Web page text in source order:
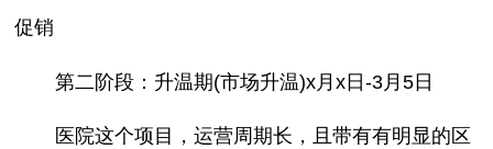
促销
第二阶段：升温期(市场升温)x月x日-3月5日
医院这个项目，运营周期长，且带有有明显的区